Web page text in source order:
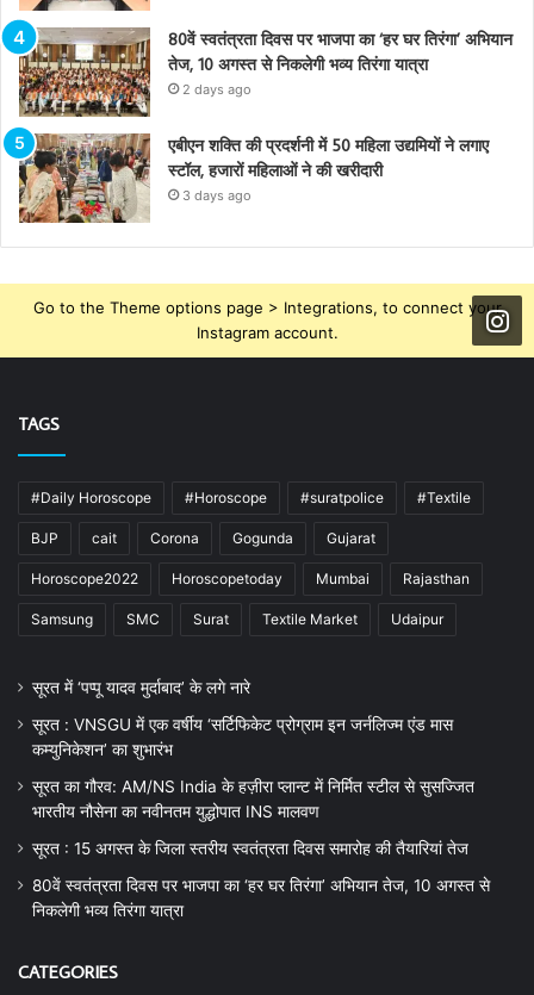
80वें स्वतंत्रता दिवस पर भाजपा का ‘हर घर तिरंगा’ अभियान
तेज, 10 अगस्त से निकलेगी भव्य तिरंगा यात्रा
2 days ago
एबीएन शक्ति की प्रदर्शनी में 50 महिला उद्यमियों ने लगाए
स्टॉल, हजारों महिलाओं ने की खरीदारी
3 days ago
Go to the Theme options page > Integrations, to connect your
Instagram account.
TAGS
#Daily Horoscope #Horoscope #suratpolice #Textile
BJP cait Corona Gogunda Gujarat
Horoscope2022 Horoscopetoday Mumbai Rajasthan
Samsung SMC Surat Textile Market Udaipur
सूरत में ‘पप्पू यादव मुर्दाबाद’ के लगे नारे
सूरत : VNSGU में एक वर्षीय ‘सर्टिफिकेट प्रोग्राम इन जर्नलिज्म एंड मास
कम्युनिकेशन’ का शुभारंभ
सूरत का गौरव: AM/NS India के हज़ीरा प्लान्ट में निर्मित स्टील से सुसज्जित
भारतीय नौसेना का नवीनतम युद्धोपात INS मालवण
सूरत : 15 अगस्त के जिला स्तरीय स्वतंत्रता दिवस समारोह की तैयारियां तेज
80वें स्वतंत्रता दिवस पर भाजपा का ‘हर घर तिरंगा’ अभियान तेज, 10 अगस्त से
निकलेगी भव्य तिरंगा यात्रा
CATEGORIES